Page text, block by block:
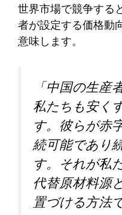
世界市場で競争する
者が設定する価格動
意味します。
「中国の生産
私たちも安く
す。彼らが赤
続可能であり
す。それが私
代替原材料源
置づける方法